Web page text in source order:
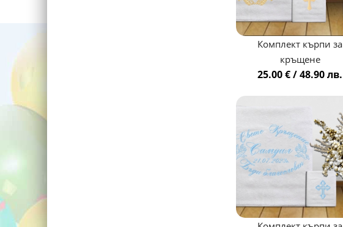
Комплект кърпи за
кръщене
25.00 € / 48.90 лв.